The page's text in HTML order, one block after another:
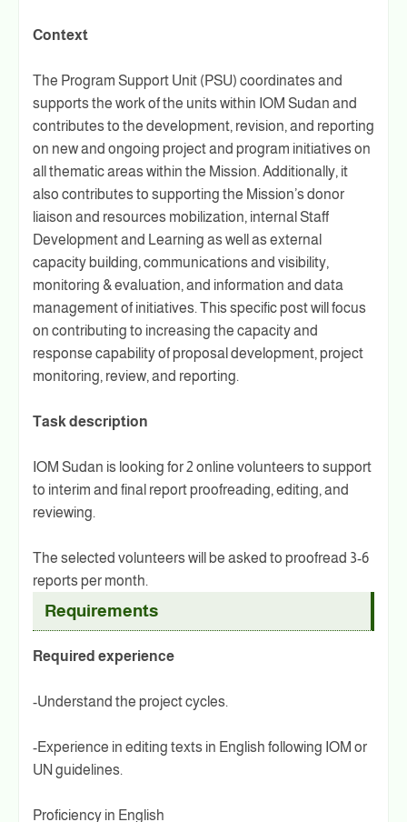
Context
The Program Support Unit (PSU) coordinates and
supports the work of the units within IOM Sudan and
contributes to the development, revision, and reporting
on new and ongoing project and program initiatives on
all thematic areas within the Mission. Additionally, it
also contributes to supporting the Mission’s donor
liaison and resources mobilization, internal Staff
Development and Learning as well as external
capacity building, communications and visibility,
monitoring & evaluation, and information and data
management of initiatives. This specific post will focus
on contributing to increasing the capacity and
response capability of proposal development, project
monitoring, review, and reporting.
Task description
IOM Sudan is looking for 2 online volunteers to support
to interim and final report proofreading, editing, and
reviewing.
The selected volunteers will be asked to proofread 3-6
reports per month.
Requirements
Required experience
-Understand the project cycles.
-Experience in editing texts in English following IOM or
UN guidelines.
Proficiency in English